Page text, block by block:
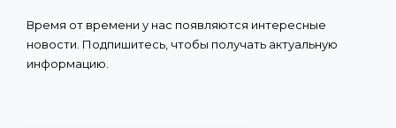
Время от времени у нас появляются интересные
новости. Подпишитесь, чтобы получать актуальную
информацию.